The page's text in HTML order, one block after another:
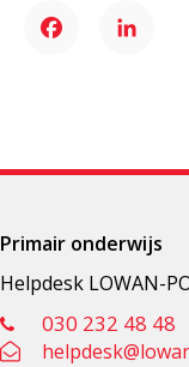
Facebook
Primair onderwijs
Helpdesk LOWAN-
030 232 48 48